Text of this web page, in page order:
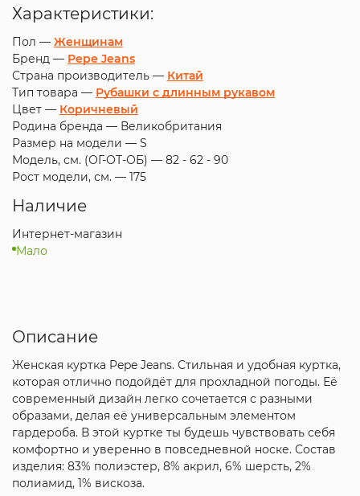
Характеристики:
Пол — Женщинам
Бренд — Pepe Jeans
Страна производитель — Китай
Тип товара — Рубашки с длинным рукавом
Цвет — Коричневый
Родина бренда — Великобритания
Размер на модели — S
Модель, см. (ОГ-ОТ-ОБ) — 82 - 62 - 90
Рост модели, см. — 175
Наличие
Интернет-магазин
Мало
Описание
Женская куртка Pepe Jeans. Стильная и удобная куртка,
которая отлично подойдёт для прохладной погоды. Её
современный дизайн легко сочетается с разными
образами, делая её универсальным элементом
гардероба. В этой куртке ты будешь чувствовать себя
комфортно и уверенно в повседневной носке. Состав
изделия: 83% полиэстер, 8% акрил, 6% шерсть, 2%
полиамид, 1% вискоза.